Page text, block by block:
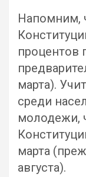
Напомним,
процентов
марта).
среди
молодежи,
марта
августа).